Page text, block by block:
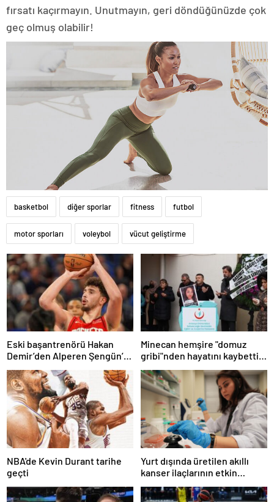
fırsatı kaçırmayın. Unutmayın, geri döndüğünüzde çok
geç olmuş olabilir!
basketbol diğer sporlar fitness futbol
motor sporları voleybol vücut geliştirme
Eski başantrenörü Hakan
Demir’den Alperen Şengün’e
övgü
Minecan hemşire "domuz
gribi"nden hayatını kaybetti –
Haberler | Sağlık Haberleri
NBA'de Kevin Durant tarihe
geçti
Yurt dışında üretilen akıllı
kanser ilaçlarının etkin
geliştirildi | Sağlık Haberleri